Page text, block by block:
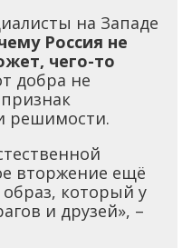
на Западе
Россия не
чего-то
добра не
решимости.
вторжение ещё
который у
и друзей», –